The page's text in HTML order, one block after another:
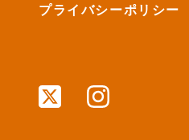
プライバシーポリシー